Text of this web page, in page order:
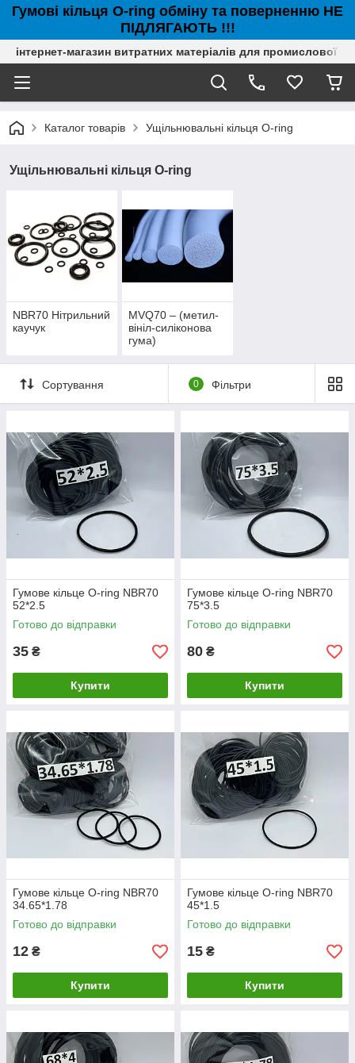
Гумові кільця O-ring обміну та поверненню НЕ
ПІДЛЯГАЮТЬ !!!
інтернет-магазин витратних матеріалів для промислової
Каталог товарів Ущільнювальні кільця O-ring
Ущільнювальні кільця O-ring
NBR70 Нітрильний
каучук
MVQ70 – (метил-
вініл-силіконова
гума)
Сортування 0 Фільтри
Гумове кільце O-ring NBR70
52*2.5
Готово до відправки
35 ₴
Купити
Гумове кільце O-ring NBR70
75*3.5
Готово до відправки
80 ₴
Купити
Гумове кільце O-ring NBR70
34.65*1.78
Готово до відправки
12 ₴
Купити
Гумове кільце O-ring NBR70
45*1.5
Готово до відправки
15 ₴
Купити